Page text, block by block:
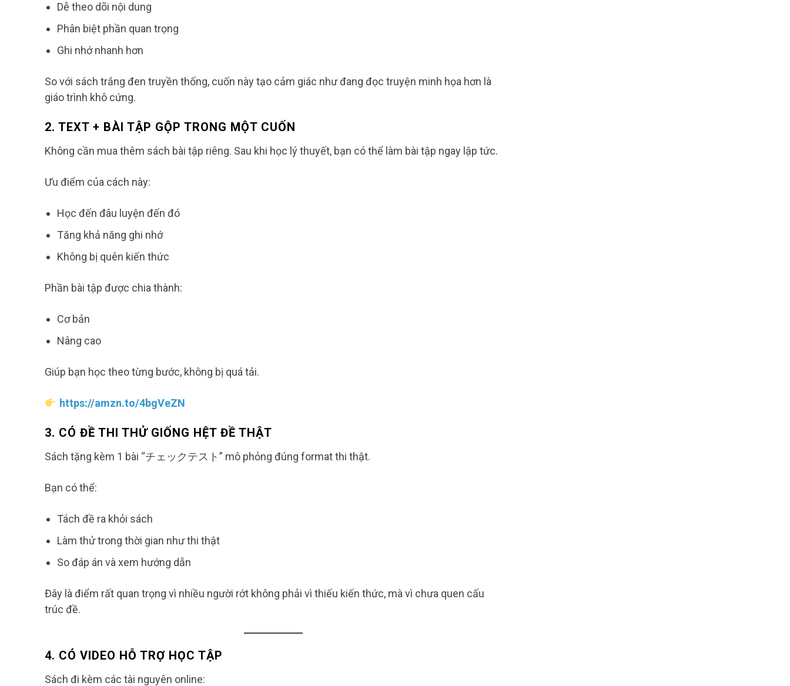
Dễ theo dõi nội dung
Phân biệt phần quan trọng
Ghi nhớ nhanh hơn
So với sách trắng đen truyền thống, cuốn này tạo cảm giác như đang đọc truyện minh họa hơn là
giáo trình khô cứng.
2. TEXT + BÀI TẬP GỘP TRONG MỘT CUỐN
Không cần mua thêm sách bài tập riêng. Sau khi học lý thuyết, bạn có thể làm bài tập ngay lập tức.
Ưu điểm của cách này:
Học đến đâu luyện đến đó
Tăng khả năng ghi nhớ
Không bị quên kiến thức
Phần bài tập được chia thành:
Cơ bản
Nâng cao
Giúp bạn học theo từng bước, không bị quá tải.
https://amzn.to/4bgVeZN
3. CÓ ĐỀ THI THỬ GIỐNG HỆT ĐỀ THẬT
Sách tặng kèm 1 bài “チェックテスト” mô phỏng đúng format thi thật.
Bạn có thể:
Tách đề ra khỏi sách
Làm thử trong thời gian như thi thật
So đáp án và xem hướng dẫn
Đây là điểm rất quan trọng vì nhiều người rớt không phải vì thiếu kiến thức, mà vì chưa quen cấu
trúc đề.
4. CÓ VIDEO HỖ TRỢ HỌC TẬP
Sách đi kèm các tài nguyên online: